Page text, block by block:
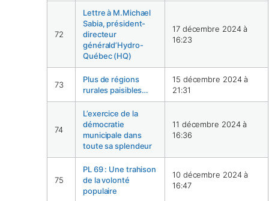
72
Lettre à M.Michael
Sabia, président-
directeur
générald’Hydro-
Québec (HQ)
17 décembre 2024 à
16:23
73
Plus de régions
rurales paisibles…
15 décembre 2024 à
21:31
74
L’exercice de la
démocratie
municipale dans
toute sa splendeur
11 décembre 2024 à
16:36
75
PL 69 : Une trahison
de la volonté
populaire
10 décembre 2024 à
16:47